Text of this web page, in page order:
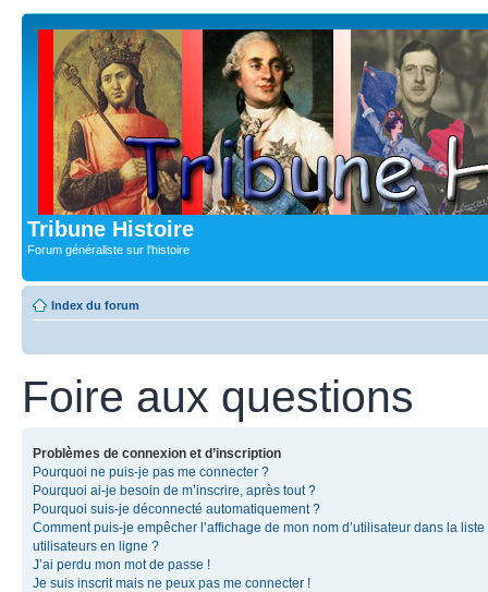
Tribune Histoire
Forum généraliste sur l'histoire
Index du forum
Foire aux questions
Problèmes de connexion et d’inscription
Pourquoi ne puis-je pas me connecter ?
Pourquoi ai-je besoin de m’inscrire, après tout ?
Pourquoi suis-je déconnecté automatiquement ?
Comment puis-je empêcher l’affichage de mon nom d’utilisateur dans la liste
utilisateurs en ligne ?
J’ai perdu mon mot de passe !
Je suis inscrit mais ne peux pas me connecter !